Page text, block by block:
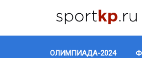
ОЛИМПИАДА-2024